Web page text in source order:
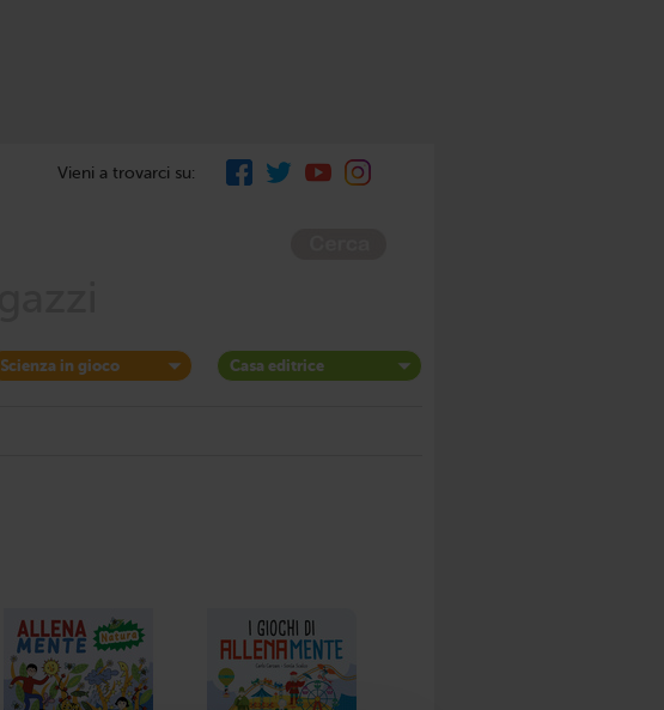
Vieni a trovarci su:
Scienza in gioco Casa editrice